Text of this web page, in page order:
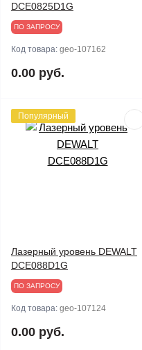
DCE0825D1G
ПО ЗАПРОСУ
Код товара: geo-107162
0.00 руб.
Популярный
Лазерный уровень DEWALT
DCE088D1G
ПО ЗАПРОСУ
Код товара: geo-107124
0.00 руб.